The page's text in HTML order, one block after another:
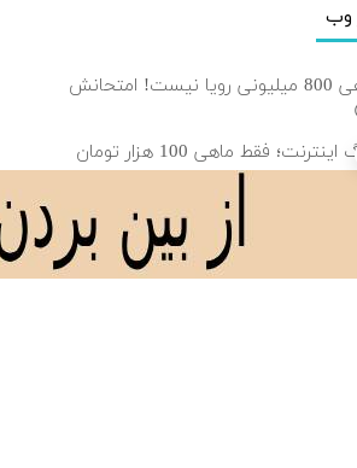
وب
درآمد ماهی 800 میلیونی رویا نیست! امتحانش
داری؟ این دوره رایگان از شر بی پولی